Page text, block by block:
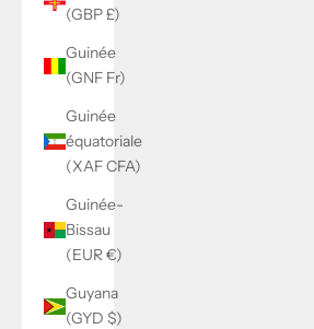
(GBP £)
Guinée
(GNF Fr)
Guinée
équatoriale
(XAF CFA)
Guinée-
Bissau
(EUR €)
Guyana
(GYD $)